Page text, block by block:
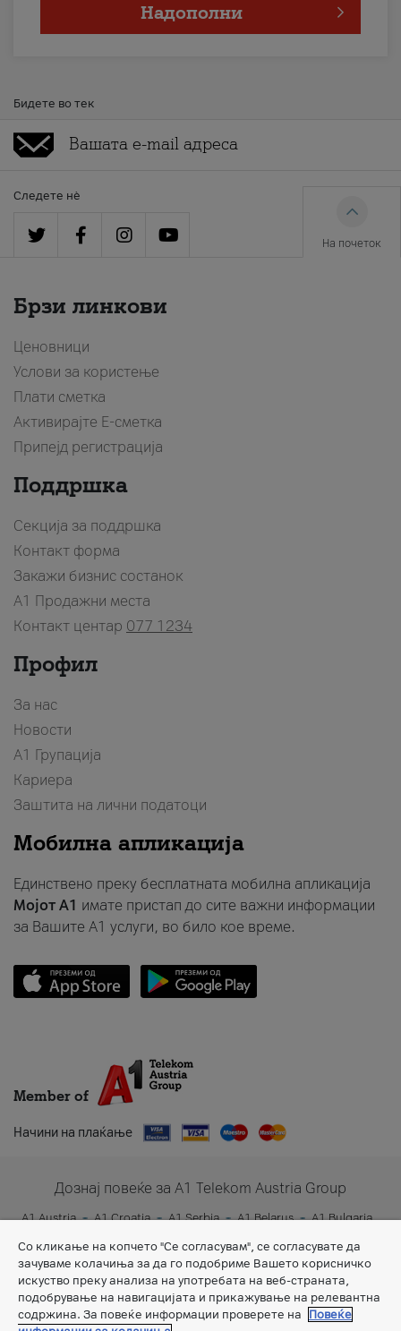
Надополни
Бидете во тек
Следете нè
На почеток
Брзи линкови
Ценовници
Услови за користење
Плати сметка
Активирајте Е-сметка
Припејд регистрација
Поддршка
Секција за поддршка
Контакт форма
Закажи бизнис состанок
A1 Продажни места
Контакт центар 077 1234
Профил
За нас
Новости
А1 Групација
Кариера
Заштита на лични податоци
Мобилна апликација
Единствено преку бесплатната мобилна апликација
Мојот A1 имате пристап до сите важни информации
за Вашите A1 услуги, во било кое време.
Member of
Начини на плаќање
Дознај повеќе за A1 Telekom Austria Group
A1 Austria A1 Croatia A1 Serbia A1 Belarus
A1 Bulgaria
Со кликање на копчето "Се согласувам", се согласувате да
зачуваме колачиња за да го подобриме Вашето корисничко
искуство преку анализа на употребата на веб-страната,
подобрување на навигацијата и прикажување на релевантна
содржина. За повеќе информации проверете на
Повеќе